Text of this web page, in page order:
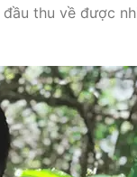
thu về được